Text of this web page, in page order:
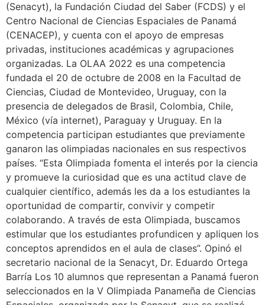
(Senacyt), la Fundación Ciudad del Saber (FCDS) y el
Centro Nacional de Ciencias Espaciales de Panamá
(CENACEP), y cuenta con el apoyo de empresas
privadas, instituciones académicas y agrupaciones
organizadas. La OLAA 2022 es una competencia
fundada el 20 de octubre de 2008 en la Facultad de
Ciencias, Ciudad de Montevideo, Uruguay, con la
presencia de delegados de Brasil, Colombia, Chile,
México (vía internet), Paraguay y Uruguay. En la
competencia participan estudiantes que previamente
ganaron las olimpiadas nacionales en sus respectivos
países. “Esta Olimpiada fomenta el interés por la ciencia
y promueve la curiosidad que es una actitud clave de
cualquier científico, además les da a los estudiantes la
oportunidad de compartir, convivir y competir
colaborando. A través de esta Olimpiada, buscamos
estimular que los estudiantes profundicen y apliquen los
conceptos aprendidos en el aula de clases”. Opinó el
secretario nacional de la Senacyt, Dr. Eduardo Ortega
Barría Los 10 alumnos que representan a Panamá fueron
seleccionados en la V Olimpiada Panameña de Ciencias